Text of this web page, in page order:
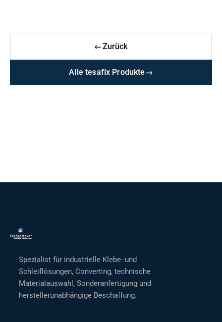
←Zurück
Alle tesafix Produkte→
Spezialist für industrielle Klebe- und
Schleiflösungen, Converting, technische
Materialauswahl, Sonderanfertigung und
herstellerunabhängige Beschaffung.